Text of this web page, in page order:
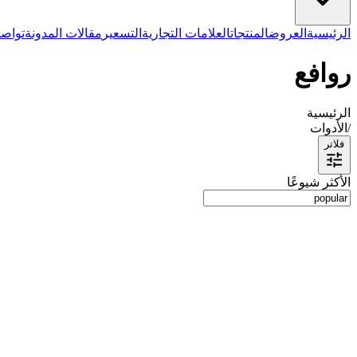
الرئيسية العروضالمنتجاتالعلامات التجارية التسعير مقالات المدونة
روافع
الرئيسية
/ الأدوات
فلاتر
الأكثر شيوعًا